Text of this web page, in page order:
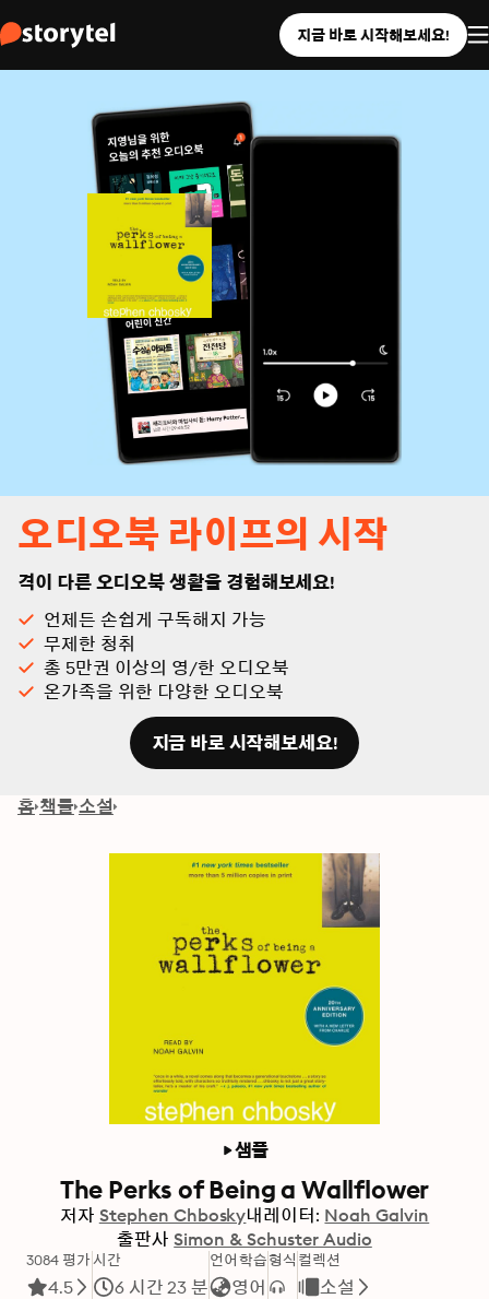
지금 바로 시작해보세요!
오디오북 라이프의 시작
격이 다른 오디오북 생활을 경험해보세요!
언제든 손쉽게 구독해지 가능
무제한 청취
총 5만권 이상의 영/한 오디오북
온가족을 위한 다양한 오디오북
지금 바로 시작해보세요!
홈 책들 소설
샘플
The Perks of Being a Wallflower
저자 Stephen Chbosky내레이터: Noah Galvin
출판사 Simon & Schuster Audio
3084 평가
4.5
시간
6 시간 23 분
언어학습
영어
형식 컬렉션
소설